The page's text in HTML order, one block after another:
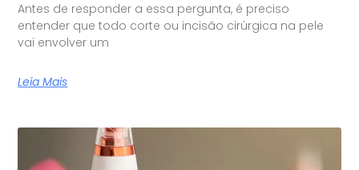
Antes de responder a essa pergunta, é preciso
entender que todo corte ou incisão cirúrgica na pele
vai envolver um
Leia Mais